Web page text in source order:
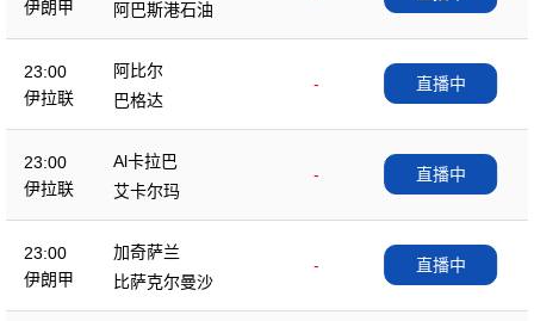
伊朗甲
阿巴斯港石油
23:00
伊拉联
阿比尔
-
巴格达
直播中
23:00
伊拉联
Al卡拉巴
-
艾卡尔玛
直播中
23:00
伊朗甲
加奇萨兰
-
比萨克尔曼沙
直播中